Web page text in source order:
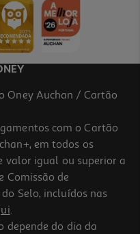
Oney Auchan / Cartão
com o Cartão
em todos os
valor igual ou superior a
Comissão de
Selo, incluídos nas
.
depende do dia da